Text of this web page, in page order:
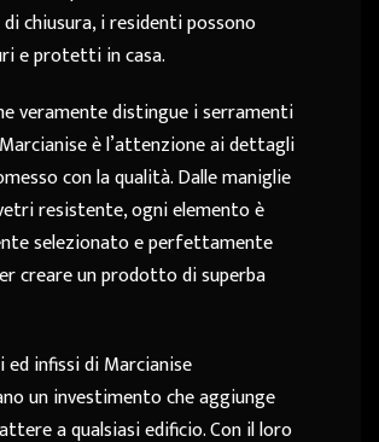
chiusura, i residenti possono
e protetti in casa.
veramente distingue i serramenti
è l’attenzione ai dettagli
con la qualità. Dalle maniglie
resistente, ogni elemento è
selezionato e perfettamente
creare un prodotto di superba
infissi di Marcianise
un investimento che aggiunge
a qualsiasi edificio. Con il loro